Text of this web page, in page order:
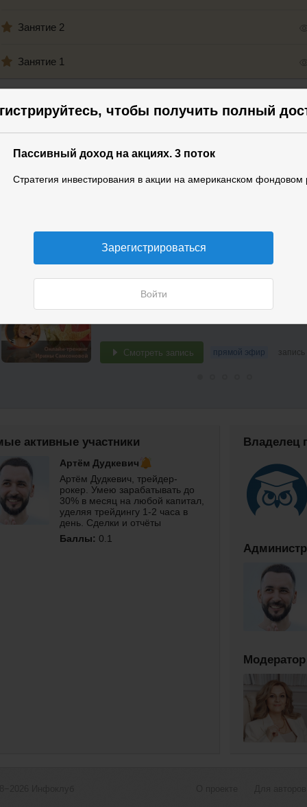
чтобы получить полный
Пассивный доход на акциях. 3 поток
Стратегия инвестирования в акции на американском фондовом
Зарегистрироваться
Войти
Занятие 2
Занятие 1
Комплект подарков №1
трансляции
Финансовый коучинг. Занятие 4
Смотреть запись прямой эфир
активные участники
Артём Дудкевич
Артём Дудкевич, трейдер-
рокер. Умею зарабатывать до
30% в месяц на любой капитал,
уделяя трейдингу 1-2 часа в
день. Сделки и отчёты
публикую в телеграм.
Баллы: 0.1
Владелец
Модератор